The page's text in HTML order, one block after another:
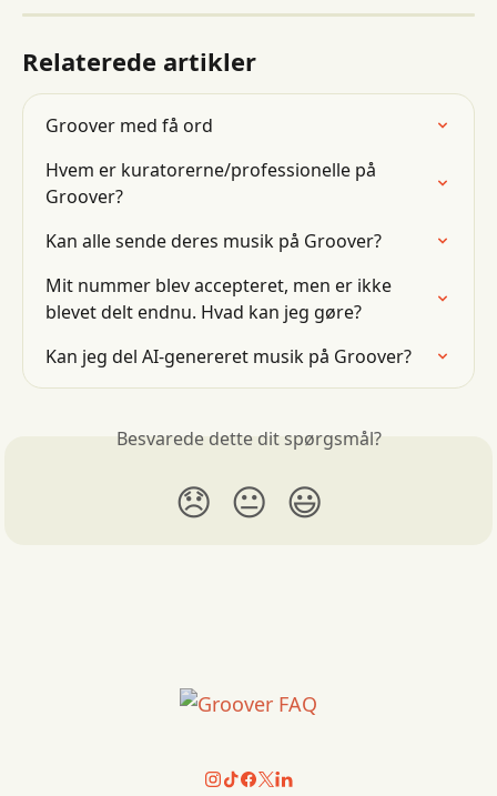
Relaterede artikler
Groover med få ord
Hvem er kuratorerne/professionelle på
Groover?
Kan alle sende deres musik på Groover?
Mit nummer blev accepteret, men er ikke
blevet delt endnu. Hvad kan jeg gøre?
Kan jeg del AI-genereret musik på Groover?
Besvarede dette dit spørgsmål?
😞 😐 😃